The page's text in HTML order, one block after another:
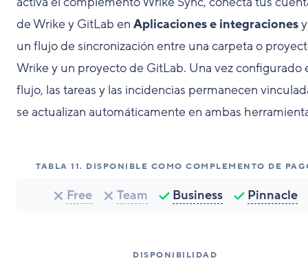
de Wrike y GitLab en Aplicaciones e integraciones
un flujo de sincronización entre una carpeta o
Wrike y un proyecto de GitLab. Una vez configurado
flujo, las tareas y las incidencias permanecen
se actualizan automáticamente en ambas
TABLA 11. DISPONIBLE COMO COMPLEMENTO DE
Free Team Business Pinnacle
DISPONIBILIDAD